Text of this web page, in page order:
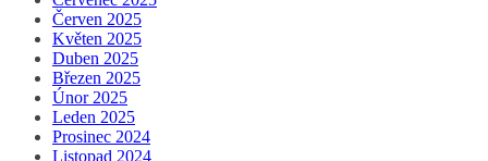
Červen 2025
Květen 2025
Duben 2025
Březen 2025
Únor 2025
Leden 2025
Prosinec 2024
Listopad 2024